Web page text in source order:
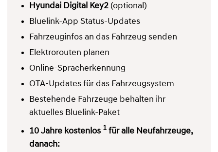
Hyundai Digital Key2 (optional)
Bluelink-App Status-Updates
Fahrzeuginfos an das Fahrzeug senden
Elektrorouten planen
Online-Spracherkennung
OTA-Updates für das Fahrzeugsystem
Bestehende Fahrzeuge behalten ihr
aktuelles Bluelink-Paket
10 Jahre kostenlos 1 für alle Neufahrzeuge,
danach: